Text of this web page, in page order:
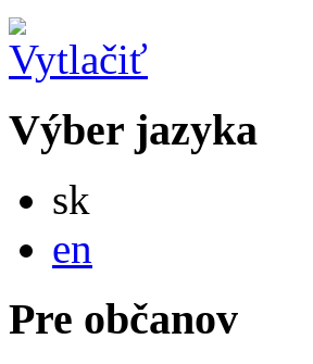
Výber jazyka
sk
en
Pre občanov